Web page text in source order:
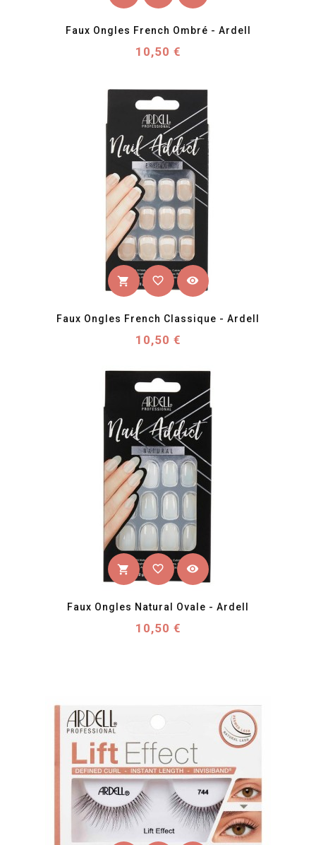
Faux Ongles French Ombré - Ardell
Prix
10,50 €
shopping_cart favorite_border visibility
Faux Ongles French Classique - Ardell
Prix
10,50 €
shopping_cart favorite_border visibility
Faux Ongles Natural Ovale - Ardell
Prix
10,50 €